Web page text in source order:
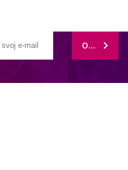
ODOBERAŤ